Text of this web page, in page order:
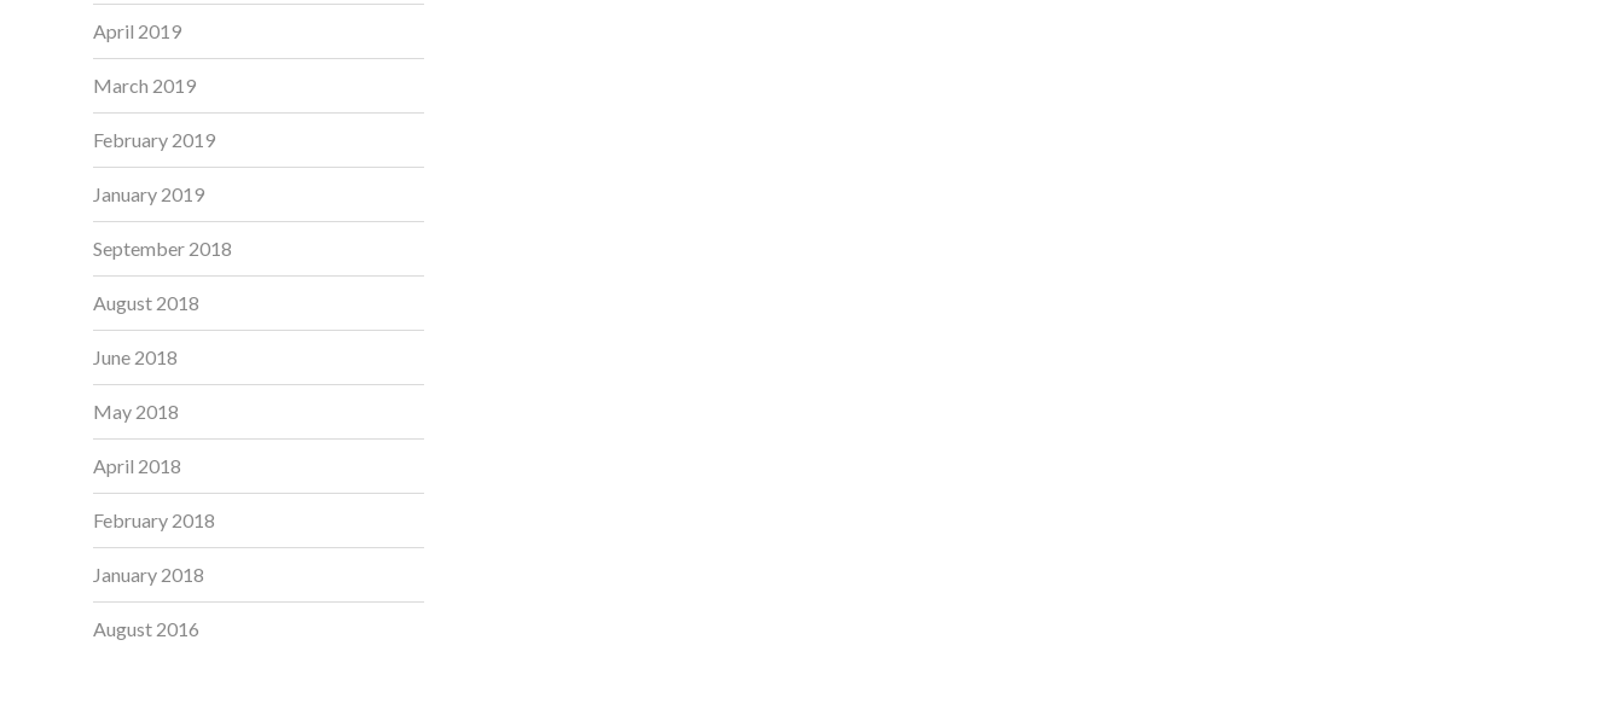
April 2019
March 2019
February 2019
January 2019
September 2018
August 2018
June 2018
May 2018
April 2018
February 2018
January 2018
August 2016